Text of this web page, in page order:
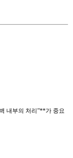
내부의 처리”**가 중요